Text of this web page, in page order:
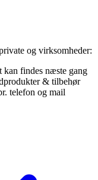
og virksomheder:
kan findes næste gang
& tilbehør
telefon og mail